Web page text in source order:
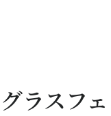
グラスフ